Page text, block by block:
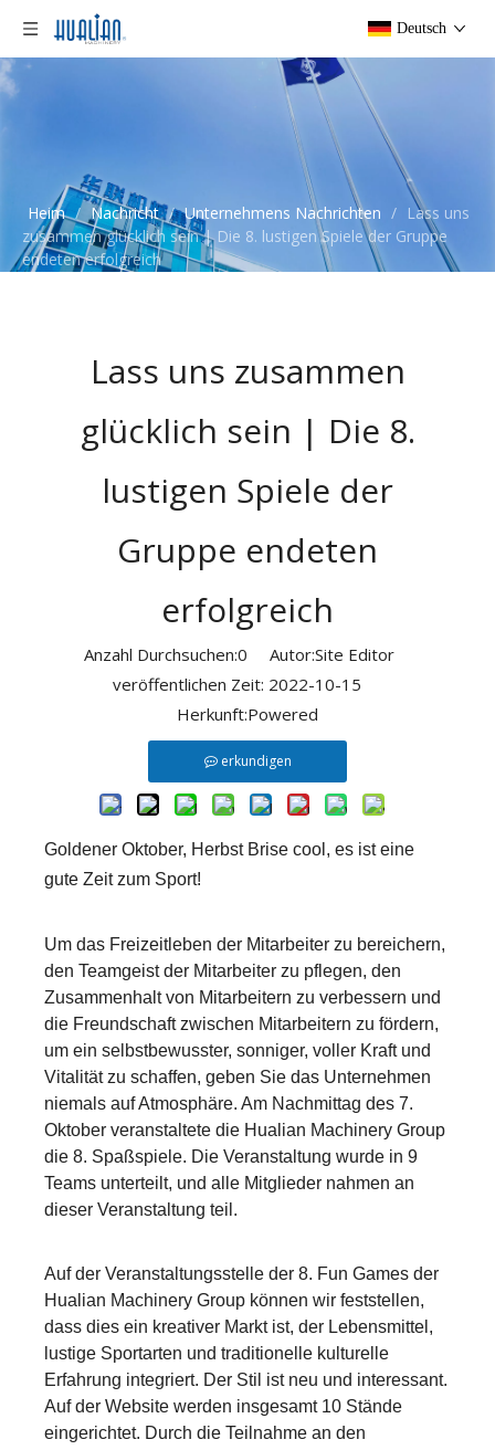
Deutsch
Heim / Nachricht / Unternehmens Nachrichten / Lass uns
zusammen glücklich sein | Die 8. lustigen Spiele der Gruppe
endeten erfolgreich
Lass uns zusammen
glücklich sein | Die 8.
lustigen Spiele der
Gruppe endeten
erfolgreich
Anzahl Durchsuchen:0 Autor:Site Editor
veröffentlichen Zeit: 2022-10-15
Herkunft:Powered
erkundigen
Goldener Oktober, Herbst Brise cool, es ist eine
gute Zeit zum Sport!
Um das Freizeitleben der Mitarbeiter zu bereichern,
den Teamgeist der Mitarbeiter zu pflegen, den
Zusammenhalt von Mitarbeitern zu verbessern und
die Freundschaft zwischen Mitarbeitern zu fördern,
um ein selbstbewusster, sonniger, voller Kraft und
Vitalität zu schaffen, geben Sie das Unternehmen
niemals auf Atmosphäre. Am Nachmittag des 7.
Oktober veranstaltete die Hualian Machinery Group
die 8. Spaßspiele. Die Veranstaltung wurde in 9
Teams unterteilt, und alle Mitglieder nahmen an
dieser Veranstaltung teil.
Auf der Veranstaltungsstelle der 8. Fun Games der
Hualian Machinery Group können wir feststellen,
dass dies ein kreativer Markt ist, der Lebensmittel,
lustige Sportarten und traditionelle kulturelle
Erfahrung integriert. Der Stil ist neu und interessant.
Auf der Website werden insgesamt 10 Stände
eingerichtet. Durch die Teilnahme an den